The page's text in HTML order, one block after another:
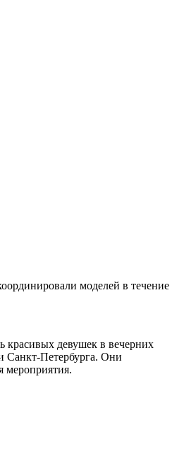
моделей в течение
красивых девушек в вечерних
Санкт-Петербурга. Они
мероприятия.